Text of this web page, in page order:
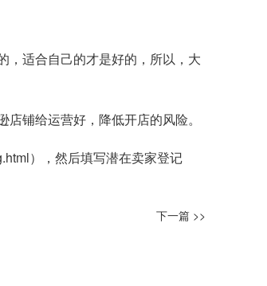
，适合自己的才是好的，所以，大
铺给运营好，降低开店的风险。
），然后填写潜在卖家登记
下一篇 >>